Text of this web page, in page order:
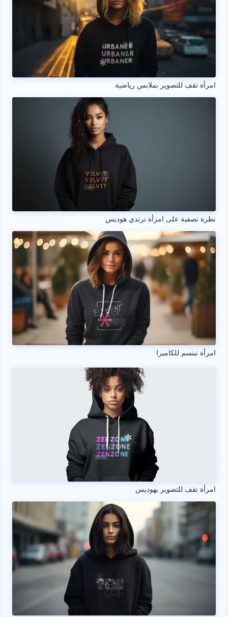
امرأة تقف للتصوير بملابس رياضية
نظرة نصفية على امرأة ترتدي هوديس
امرأة تبتسم للكاميرا
امرأة تقف للتصوير بهوديس